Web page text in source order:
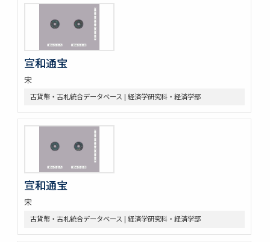
宣和通宝
宋
古貨幣・古札統合データベース | 経済学研究科・経済学部
宣和通宝
宋
古貨幣・古札統合データベース | 経済学研究科・経済学部